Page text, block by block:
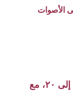
الأصوات
تستمر القائمة في نفس النمط من ١١ إلى ٢٠، مع